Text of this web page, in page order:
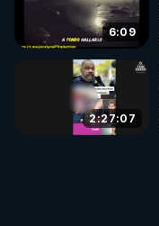
6:09
2:27:07